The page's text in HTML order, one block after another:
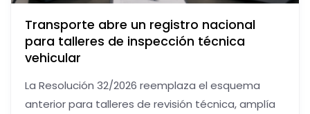
Transporte abre un registro nacional
para talleres de inspección técnica
vehicular
La Resolución 32/2026 reemplaza el esquema
anterior para talleres de revisión técnica, amplía